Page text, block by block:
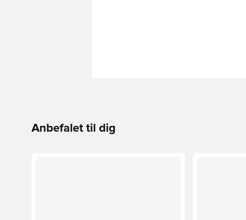
Anbefalet til dig